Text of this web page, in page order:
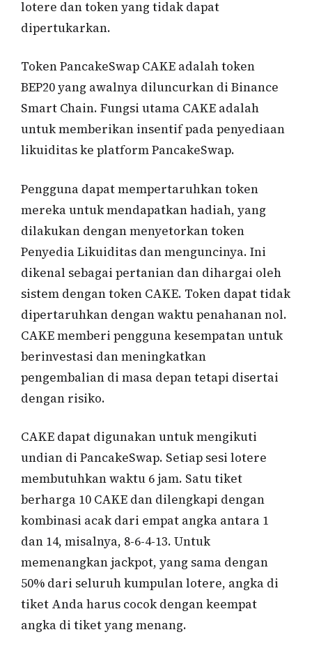
lotere dan token yang tidak dapat
dipertukarkan.
Token PancakeSwap CAKE adalah token
BEP20 yang awalnya diluncurkan di Binance
Smart Chain. Fungsi utama CAKE adalah
untuk memberikan insentif pada penyediaan
likuiditas ke platform PancakeSwap.
Pengguna dapat mempertaruhkan token
mereka untuk mendapatkan hadiah, yang
dilakukan dengan menyetorkan token
Penyedia Likuiditas dan menguncinya. Ini
dikenal sebagai pertanian dan dihargai oleh
sistem dengan token CAKE. Token dapat tidak
dipertaruhkan dengan waktu penahanan nol.
CAKE memberi pengguna kesempatan untuk
berinvestasi dan meningkatkan
pengembalian di masa depan tetapi disertai
dengan risiko.
CAKE dapat digunakan untuk mengikuti
undian di PancakeSwap. Setiap sesi lotere
membutuhkan waktu 6 jam. Satu tiket
berharga 10 CAKE dan dilengkapi dengan
kombinasi acak dari empat angka antara 1
dan 14, misalnya, 8-6-4-13. Untuk
memenangkan jackpot, yang sama dengan
50% dari seluruh kumpulan lotere, angka di
tiket Anda harus cocok dengan keempat
angka di tiket yang menang.